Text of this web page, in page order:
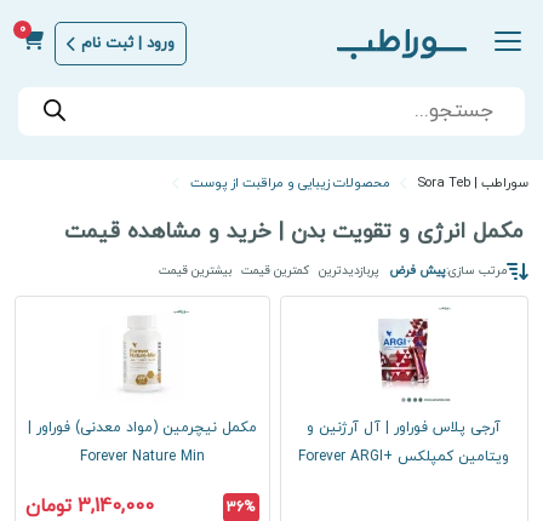
ورود | ثبت نام
0
Products
search
سوراطب | Sora Teb محصولات زیبایی و مراقبت از پوست
مکمل انرژی و تقویت بدن | خرید و مشاهده قیمت
مرتب سازی:پیش فرض پربازدیدترین کمترین قیمت بیشترین قیمت
آرجی پلاس فوراور | آل آرژنین و
ویتامین کمپلکس +Forever ARGI
مکمل نیچرمین (مواد معدنی) فوراور |
Forever Nature Min
36% 3,140,000 تومان